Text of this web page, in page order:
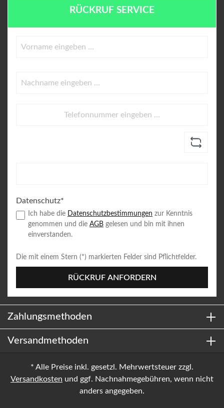
RÜCKRUF SERVICE
Datenschutz*
Ich habe die Datenschutzbestimmungen zur Kenntnis
genommen und die AGB gelesen und bin mit ihnen
einverstanden.
Die mit einem Stern (*) markierten Felder sind Pflichtfelder.
RÜCKRUF ANFORDERN
Zahlungsmethoden
Versandmethoden
* Alle Preise inkl. gesetzl. Mehrwertsteuer zzgl.
Versandkosten und ggf. Nachnahmegebühren, wenn nicht
anders angegeben.